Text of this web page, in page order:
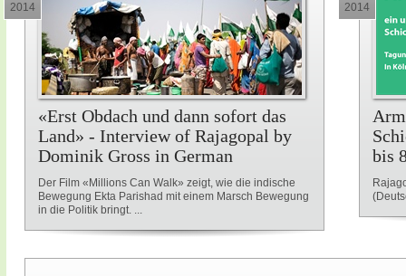
«Erst Obdach und dann sofort das
Land» - Interview of Rajagopal by
Dominik Gross in German
Der Film «Millions Can Walk» zeigt, wie die indische
Bewegung Ekta Parishad mit einem Marsch Bewegung
in die Politik bringt. ...
2014
bis
2014